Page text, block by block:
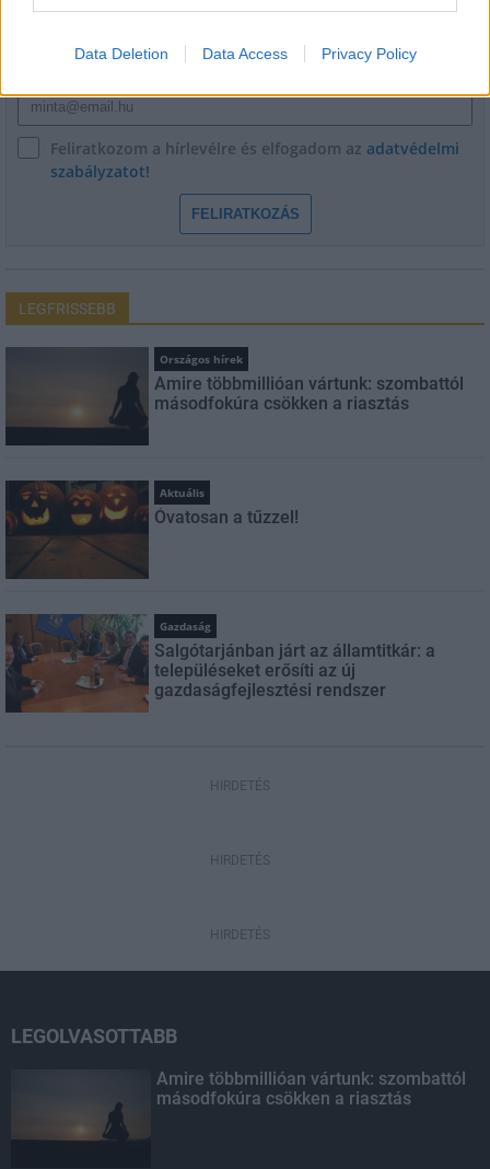
Data Deletion Data Access Privacy Policy
Feliratkozom a hírlevélre és elfogadom az adatvédelmi
szabályzatot!
FELIRATKOZÁS
LEGFRISSEBB
Országos hírek
Amire többmillióan vártunk: szombattól
másodfokúra csökken a riasztás
Aktuális
Óvatosan a tűzzel!
Gazdaság
Salgótarjánban járt az államtitkár: a
településeket erősíti az új
gazdaságfejlesztési rendszer
HIRDETÉS
HIRDETÉS
HIRDETÉS
LEGOLVASOTTABB
Amire többmillióan vártunk: szombattól
másodfokúra csökken a riasztás